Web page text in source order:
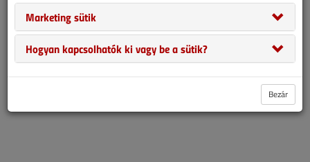
minél pontosabb megfogalmazásban elmondani véleményünket
– a különféle tüzelőanyagokról és -berendezésekről, az
égésilevegő-ellátásról, az égéstermékről és annak elvezetéséről,
– ami természetesen egy kicsit mindig egyéni, de talán érdemes
Marketing sütik
Hogyan kapcsolhatók ki vagy be a sütik?
Bezár